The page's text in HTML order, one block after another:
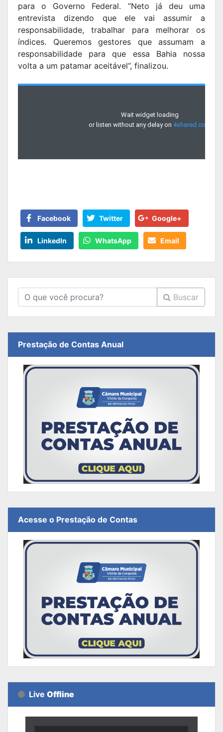
para o Governo Federal. “Neto já deu uma
entrevista dizendo que ele vai assumir a
responsabilidade, trabalhar para melhorar os
índices. Queremos gestores que assumam a
responsabilidade para que essa Bahia nossa
volta a um patamar aceitável”, finalizou.
Facebook Twitter Google+
LinkedIn WhatsApp Email
Buscar
Prestação de Contas Anual
Acesse o Prestação de Contas
Live Offline